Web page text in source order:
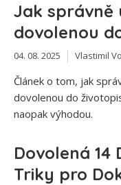
Jak správně
dovolenou
04. 08. 2025 Vlastimil
Článek o tom, jak
dovolenou do
naopak výhodou.
Dovolená 14
Triky pro